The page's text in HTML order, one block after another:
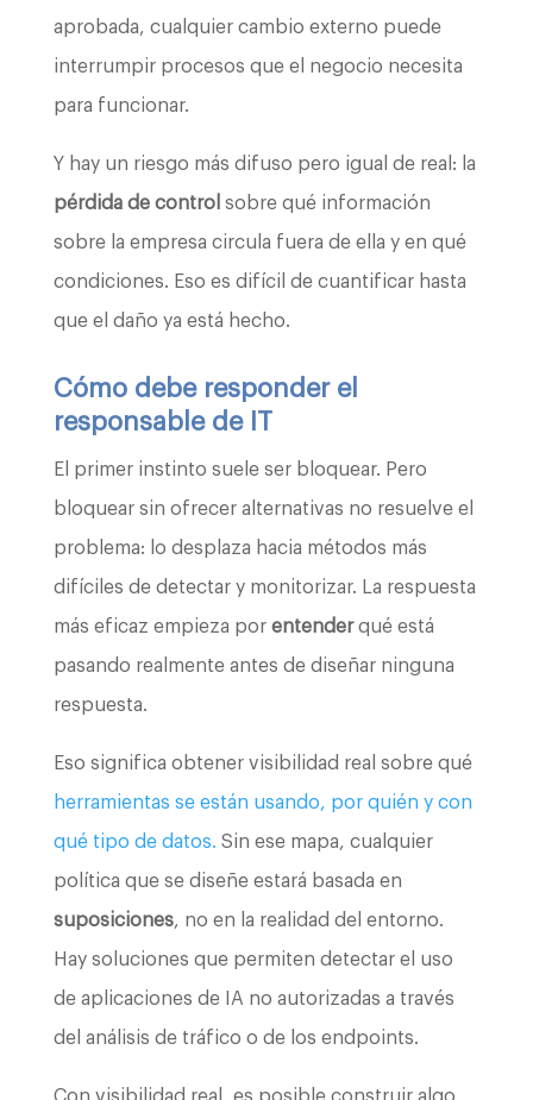
aprobada, cualquier cambio externo puede
interrumpir procesos que el negocio necesita
para funcionar.
Y hay un riesgo más difuso pero igual de real: la
pérdida de control sobre qué información
sobre la empresa circula fuera de ella y en qué
condiciones. Eso es difícil de cuantificar hasta
que el daño ya está hecho.
Cómo debe responder el
responsable de IT
El primer instinto suele ser bloquear. Pero
bloquear sin ofrecer alternativas no resuelve el
problema: lo desplaza hacia métodos más
difíciles de detectar y monitorizar. La respuesta
más eficaz empieza por entenderqué está
pasando realmente antes de diseñar ninguna
respuesta.
Eso significa obtener visibilidad real sobre qué
herramientas se están usando, por quién y con
qué tipo de datos. Sin ese mapa, cualquier
política que se diseñe estará basada en
suposiciones, no en la realidad del entorno.
Hay soluciones que permiten detectar el uso
de aplicaciones de IA no autorizadas a través
del análisis de tráfico o de los endpoints.